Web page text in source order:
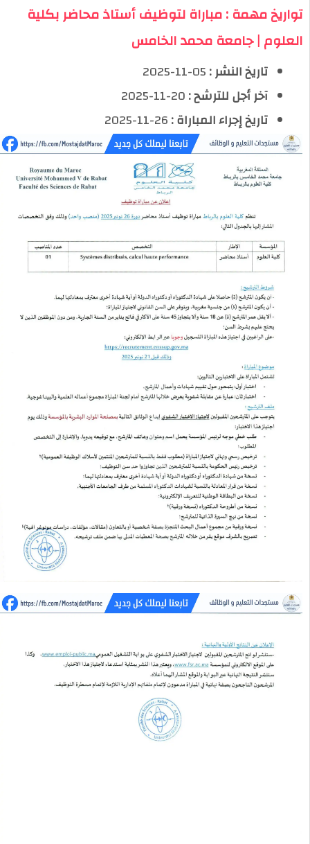
تواريخ مهمة : مباراة لتوظيف أستاذ محاضر بكلية
العلوم | جامعة محمد الخامس
تاريخ النشر :05-11-2025
آخر أجل للترشح :20-11-2025
تاريخ إجراء المباراة :26-11-2025